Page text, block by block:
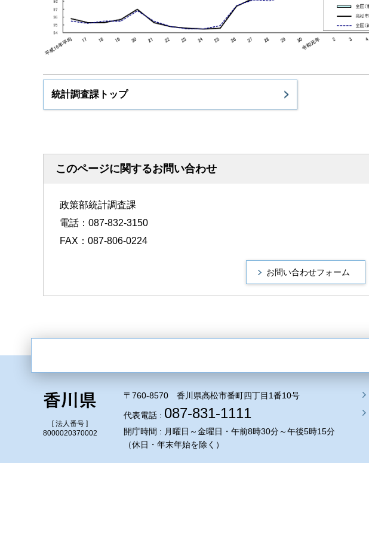
統計調査課トップ
このページに関するお問い合わせ
政策部統計調査課
電話：087-832-3150
FAX：087-806-0224
[ 法人番号 ]
8000020370002
〒760-8570 香川県高松市番町四丁目1番10号
代表電話 : 087-831-1111
開庁時間 : 月曜日～金曜日・午前8時30分～午後5時15分
（休日・年末年始を除く）